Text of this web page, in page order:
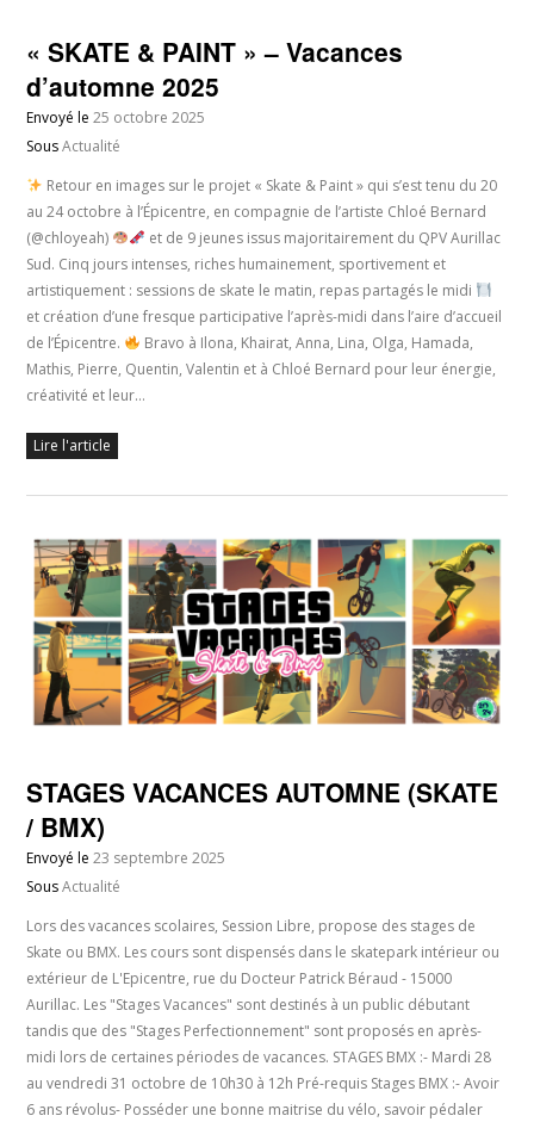
« SKATE & PAINT » – Vacances
d’automne 2025
Envoyé le25 octobre 2025
SousActualité
Retour en images sur le projet « Skate & Paint » qui s’est tenu du 20
au 24 octobre à l’Épicentre, en compagnie de l’artiste Chloé Bernard
(@chloyeah)
et de 9 jeunes issus majoritairement du QPV Aurillac
Sud. Cinq jours intenses, riches humainement, sportivement et
artistiquement : sessions de skate le matin, repas partagés le midi
et création d’une fresque participative l’après-midi dans l’aire d’accueil
de l’Épicentre.
Bravo à Ilona, Khairat, Anna, Lina, Olga, Hamada,
Mathis, Pierre, Quentin, Valentin et à Chloé Bernard pour leur énergie,
créativité et leur…
Lire l'article
STAGES VACANCES AUTOMNE (SKATE
/ BMX)
Envoyé le23 septembre 2025
SousActualité
Lors des vacances scolaires, Session Libre, propose des stages de
Skate ou BMX. Les cours sont dispensés dans le skatepark intérieur ou
extérieur de L'Epicentre, rue du Docteur Patrick Béraud - 15000
Aurillac. Les "Stages Vacances" sont destinés à un public débutant
tandis que des "Stages Perfectionnement" sont proposés en après-
midi lors de certaines périodes de vacances. STAGES BMX :- Mardi 28
au vendredi 31 octobre de 10h30 à 12h Pré-requis Stages BMX :- Avoir
6 ans révolus- Posséder une bonne maitrise du vélo, savoir pédaler